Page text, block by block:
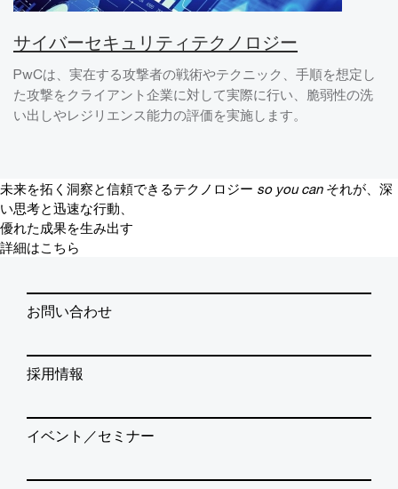
サイバーセキュリティテクノロジー
PwCは、実在する攻撃者の戦術やテクニック、手順を想定し
た攻撃をクライアント企業に対して実際に行い、脆弱性の洗
い出しやレジリエンス能力の評価を実施します。
未来を拓く洞察と信頼できるテクノロジー so you can それが、深
い思考と迅速な行動、
優れた成果を生み出す
詳細はこちら
お問い合わせ
採用情報
イベント／セミナー